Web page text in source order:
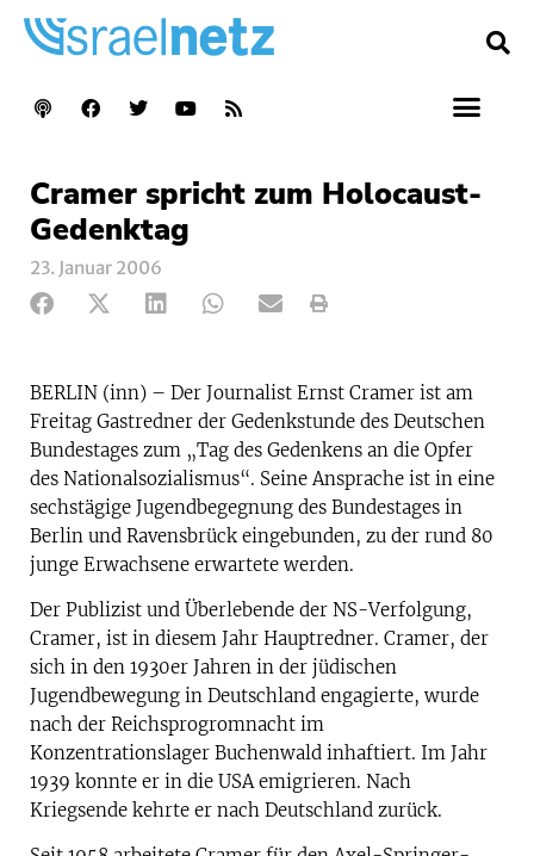
Cramer spricht zum Holocaust-
Gedenktag
23. Januar 2006
BERLIN (inn) – Der Journalist Ernst Cramer ist am
Freitag Gastredner der Gedenkstunde des Deutschen
Bundestages zum „Tag des Gedenkens an die Opfer
des Nationalsozialismus“. Seine Ansprache ist in eine
sechstägige Jugendbegegnung des Bundestages in
Berlin und Ravensbrück eingebunden, zu der rund 80
junge Erwachsene erwartete werden.
Der Publizist und Überlebende der NS-Verfolgung,
Cramer, ist in diesem Jahr Hauptredner. Cramer, der
sich in den 1930er Jahren in der jüdischen
Jugendbewegung in Deutschland engagierte, wurde
nach der Reichsprogromnacht im
Konzentrationslager Buchenwald inhaftiert. Im Jahr
1939 konnte er in die USA emigrieren. Nach
Kriegsende kehrte er nach Deutschland zurück.